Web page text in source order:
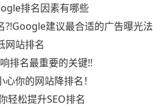
排名因素有哪些
?!Google建议最合适的广告曝光法
网站排名
排名最重要的关键!!
你的网站降排名！
轻松提升SEO排名